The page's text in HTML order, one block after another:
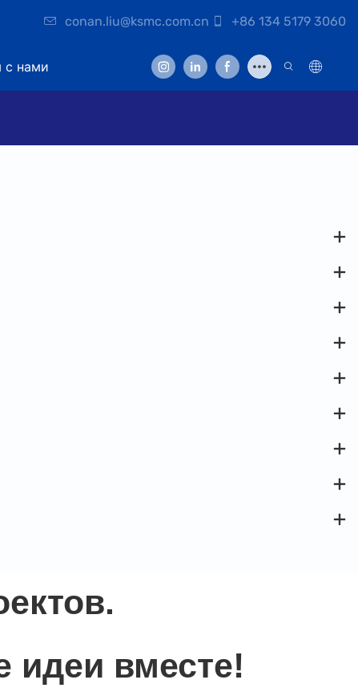
conan.liu@ksmc.com.cn +86 134 5179 3060
с нами
идеи вместе!